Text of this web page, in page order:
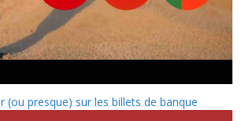
(ou presque) sur les billets de banque